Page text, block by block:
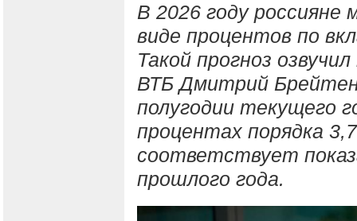
В 2026 году россияне
виде процентов по
Такой прогноз
ВТБ Дмитрий
полугодии текущего
процентах порядка
соответствует
прошлого года.